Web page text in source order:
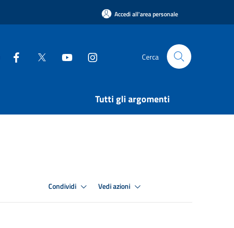
Accedi all'area personale
Cerca
Tutti gli argomenti
Condividi Vedi azioni